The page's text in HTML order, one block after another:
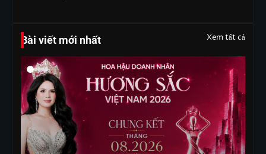
Bài viết mới nhất Xem tất cả